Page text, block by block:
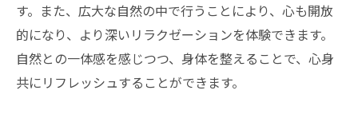
す。また、広大な自然の中で行うことにより、心も開放
的になり、より深いリラクゼーションを体験できます。
自然との一体感を感じつつ、身体を整えることで、心身
共にリフレッシュすることができます。